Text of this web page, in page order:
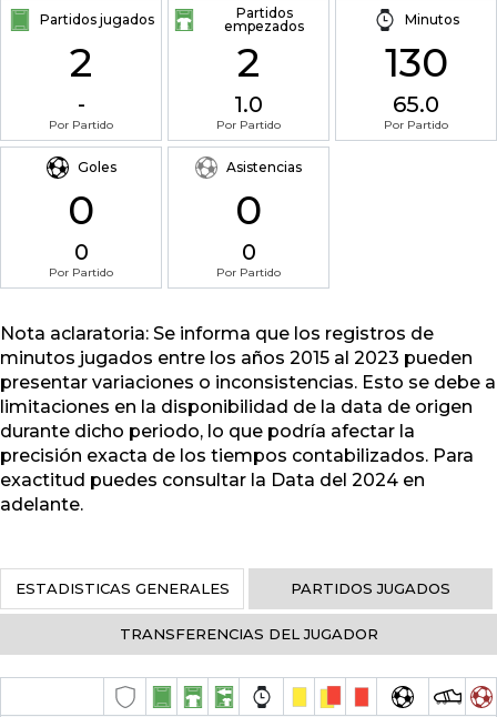
Partidos jugados
2
-
Por Partido
Partidos
empezados
2
1.0
Por Partido
Minutos
130
65.0
Por Partido
Goles
0
0
Por Partido
Asistencias
0
0
Por Partido
Nota aclaratoria: Se informa que los registros de
minutos jugados entre los años 2015 al 2023 pueden
presentar variaciones o inconsistencias. Esto se debe a
limitaciones en la disponibilidad de la data de origen
durante dicho periodo, lo que podría afectar la
precisión exacta de los tiempos contabilizados. Para
exactitud puedes consultar la Data del 2024 en
adelante.
ESTADISTICAS GENERALES PARTIDOS JUGADOS
TRANSFERENCIAS DEL JUGADOR